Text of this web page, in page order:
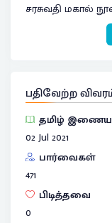
சரசுவதி மகால்
பதிவேற்ற
தமிழ்
02 Jul 2021
பார்வைகள்
471
பிடித்தவை
0